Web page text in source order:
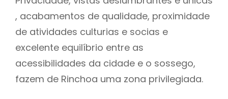
, acabamentos de qualidade, proximidade
de atividades culturias e socias e
excelente equilíbrio entre as
acessibilidades da cidade e o sossego,
fazem de Rinchoa uma zona privilegiada.